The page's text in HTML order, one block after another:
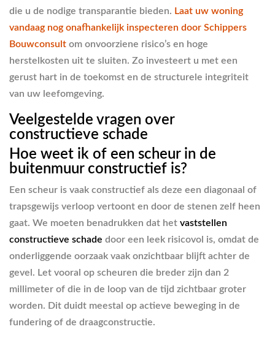
die u de nodige transparantie bieden. Laat uw woning
vandaag nog onafhankelijk inspecteren door Schippers
Bouwconsult om onvoorziene risico’s en hoge
herstelkosten uit te sluiten. Zo investeert u met een
gerust hart in de toekomst en de structurele integriteit
van uw leefomgeving.
Veelgestelde vragen over
constructieve schade
Hoe weet ik of een scheur in de
buitenmuur constructief is?
Een scheur is vaak constructief als deze een diagonaal of
trapsgewijs verloop vertoont en door de stenen zelf heen
gaat. We moeten benadrukken dat het vaststellen
constructieve schade door een leek risicovol is, omdat de
onderliggende oorzaak vaak onzichtbaar blijft achter de
gevel. Let vooral op scheuren die breder zijn dan 2
millimeter of die in de loop van de tijd zichtbaar groter
worden. Dit duidt meestal op actieve beweging in de
fundering of de draagconstructie.